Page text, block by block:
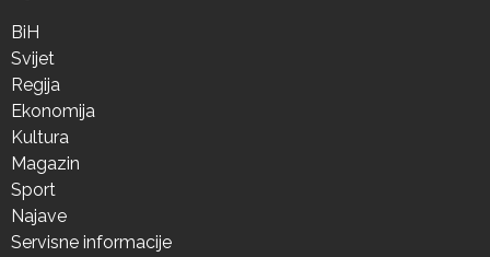
BiH
Svijet
Regija
Ekonomija
Kultura
Magazin
Sport
Najave
Servisne informacije